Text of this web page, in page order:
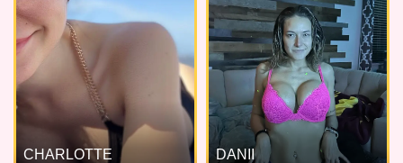
CHARLOTTE DANII